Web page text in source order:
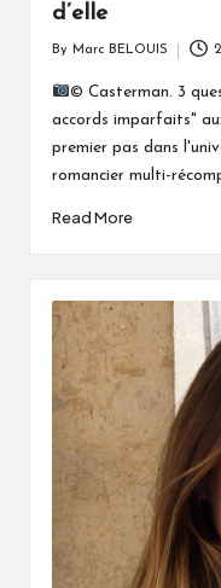
d’elle
by
By Marc BELOUIS
© Casterman. 3
accords imparfaits"
premier pas dans
romancier multi-
Read More